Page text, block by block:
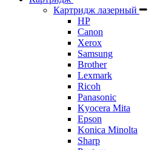
Картридж лазерный
HP
Canon
Xerox
Samsung
Brother
Lexmark
Ricoh
Panasonic
Kyocera Mita
Epson
Konica Minolta
Sharp